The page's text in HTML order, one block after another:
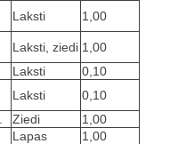
Laksti 1,00
Laksti, ziedi 1,00
Laksti
0,10
Laksti
0,10
Ziedi
1,00
Lapas
1,00